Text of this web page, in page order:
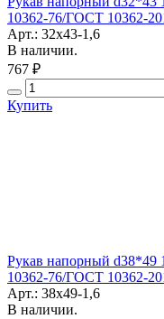
10362-76/ГОСТ 10362-
Арт.: 32х43-1,6
В наличии.
767 ₽
Купить
Рукав напорный
10362-76/ГОСТ 10362-
Арт.: 38х49-1,6
В наличии.